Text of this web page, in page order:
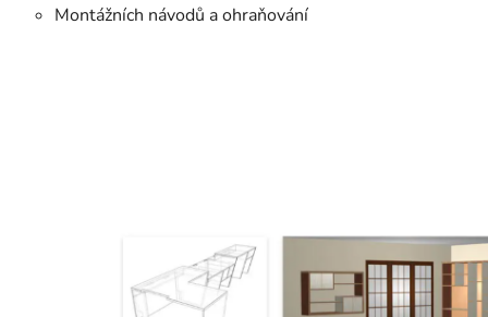
Montážních návodů a ohraňování